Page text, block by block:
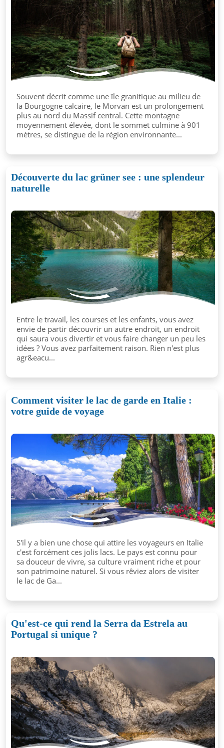
Souvent décrit comme une île granitique au milieu de
la Bourgogne calcaire, le Morvan est un prolongement
plus au nord du Massif central. Cette montagne
moyennement élevée, dont le sommet culmine à 901
mètres, se distingue de la région environnante...
Découverte du lac grüner see : une splendeur
naturelle
Entre le travail, les courses et les enfants, vous avez
envie de partir découvrir un autre endroit, un endroit
qui saura vous divertir et vous faire changer un peu les
idées ? Vous avez parfaitement raison. Rien n'est plus
agr&eacu...
Comment visiter le lac de garde en Italie :
votre guide de voyage
S'il y a bien une chose qui attire les voyageurs en Italie
c'est forcément ces jolis lacs. Le pays est connu pour
sa douceur de vivre, sa culture vraiment riche et pour
son patrimoine naturel. Si vous rêviez alors de visiter
le lac de Ga...
Qu'est-ce qui rend la Serra da Estrela au
Portugal si unique ?